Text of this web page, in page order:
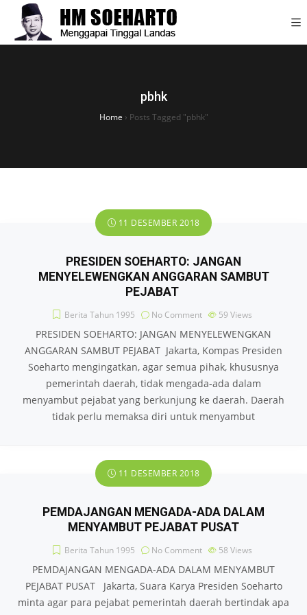
pbhk
Home › Posts Tagged "pbhk"
11 DESEMBER 2018
PRESIDEN SOEHARTO: JANGAN
MENYELEWENGKAN ANGGARAN SAMBUT
PEJABAT
Berita Tahun 1995 No Comment 59 Views
PRESIDEN SOEHARTO: JANGAN MENYELEWENGKAN
ANGGARAN SAMBUT PEJABAT Jakarta, Kompas Presiden
Soeharto mengingatkan, agar semua pihak, khususnya
pemerintah daerah, tidak mengada-ada dalam
menyambut pejabat yang berkunjung ke daerah. Daerah
tidak perlu memaksa diri untuk menyambut
11 DESEMBER 2018
PEMDAJANGAN MENGADA-ADA DALAM
MENYAMBUT PEJABAT PUSAT
Berita Tahun 1995 No Comment 58 Views
PEMDAJANGAN MENGADA-ADA DALAM MENYAMBUT
PEJABAT PUSAT Jakarta, Suara Karya Presiden Soeharto
minta agar para pejabat pemerintah daerah bertindak apa